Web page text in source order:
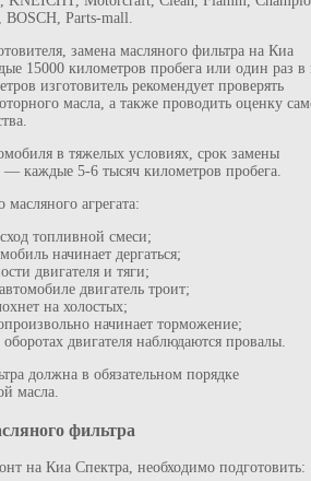
Parts-mall.
замена масляного фильтра на Киа
15000 километров пробега или один раз в
изготовитель рекомендует проверять
масла, а также проводить оценку
в тяжелых условиях, срок замены
— каждые 5-6 тысяч километров пробега.
агрегата:
топливной смеси;
начинает дергаться;
двигателя и тяги;
двигатель троит;
на холостых;
начинает торможение;
двигателя наблюдаются провалы.
должна в обязательном порядке
масла.
фильтра
на Киа Спектра, необходимо подготовить: